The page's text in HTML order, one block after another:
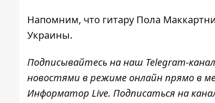
Напомним, что гитару Пола
Украины.
Подписывайтесь на наш Telegram-канал
новостями в режиме онлайн прямо в
Информатор Live. Подписаться на